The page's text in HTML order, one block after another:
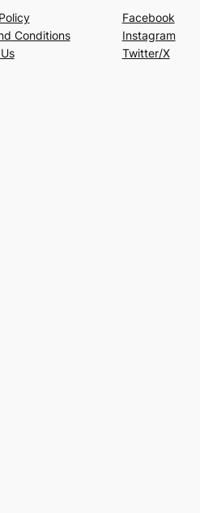
Conditions
Facebook
Instagram
Twitter/X